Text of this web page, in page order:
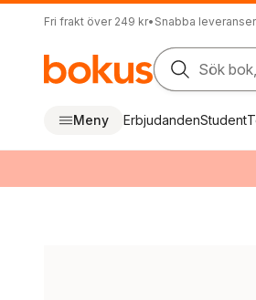
Fri frakt över 249 kr• Snabba leveranser
Sök
Meny ErbjudandenStudent